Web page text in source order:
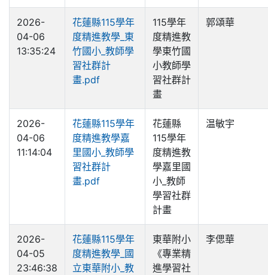
2026-
04-06
13:35:24
花蓮縣115學年
度精進教學_東
竹國小_教師學
習社群計
畫.pdf
115學年
度精進教
學東竹國
小教師學
習社群計
畫
郭頌華
2026-
04-06
11:14:04
花蓮縣115學年
度精進教學嘉
里國小_教師學
習社群計
畫.pdf
花蓮縣
115學年
度精進教
學嘉里國
小_教師
學習社群
計畫
温敏宇
2026-
04-05
23:46:38
花蓮縣115學年
度精進教學_國
立東華附小_教
東華附小
《專業精
進學習社
李偲華